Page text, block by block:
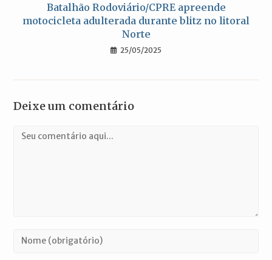
Batalhão Rodoviário/CPRE apreende
motocicleta adulterada durante blitz no litoral
Norte
25/05/2025
Deixe um comentário
Comentário
Digite